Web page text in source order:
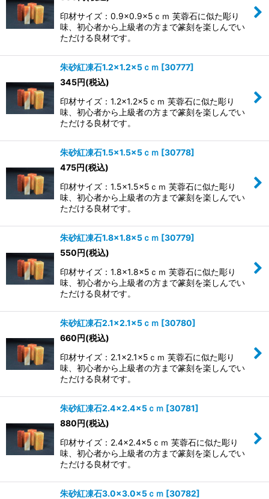
印材サイズ：0.9×0.9×5ｃｍ 芙蓉石に似た彫り
味、初心者から上級者の方まで篆刻を楽しんでい
ただける良材です。
朱砂紅凍石1.2×1.2×5ｃｍ [30777]
345円(税込)
印材サイズ：1.2×1.2×5ｃｍ 芙蓉石に似た彫り
味、初心者から上級者の方まで篆刻を楽しんでい
ただける良材です。
朱砂紅凍石1.5×1.5×5ｃｍ [30778]
475円(税込)
印材サイズ：1.5×1.5×5ｃｍ 芙蓉石に似た彫り
味、初心者から上級者の方まで篆刻を楽しんでい
ただける良材です。
朱砂紅凍石1.8×1.8×5ｃｍ [30779]
550円(税込)
印材サイズ：1.8×1.8×5ｃｍ 芙蓉石に似た彫り
味、初心者から上級者の方まで篆刻を楽しんでい
ただける良材です。
朱砂紅凍石2.1×2.1×5ｃｍ [30780]
660円(税込)
印材サイズ：2.1×2.1×5ｃｍ 芙蓉石に似た彫り
味、初心者から上級者の方まで篆刻を楽しんでい
ただける良材です。
朱砂紅凍石2.4×2.4×5ｃｍ [30781]
880円(税込)
印材サイズ：2.4×2.4×5ｃｍ 芙蓉石に似た彫り
味、初心者から上級者の方まで篆刻を楽しんでい
ただける良材です。
朱砂紅凍石3.0×3.0×5ｃｍ [30782]